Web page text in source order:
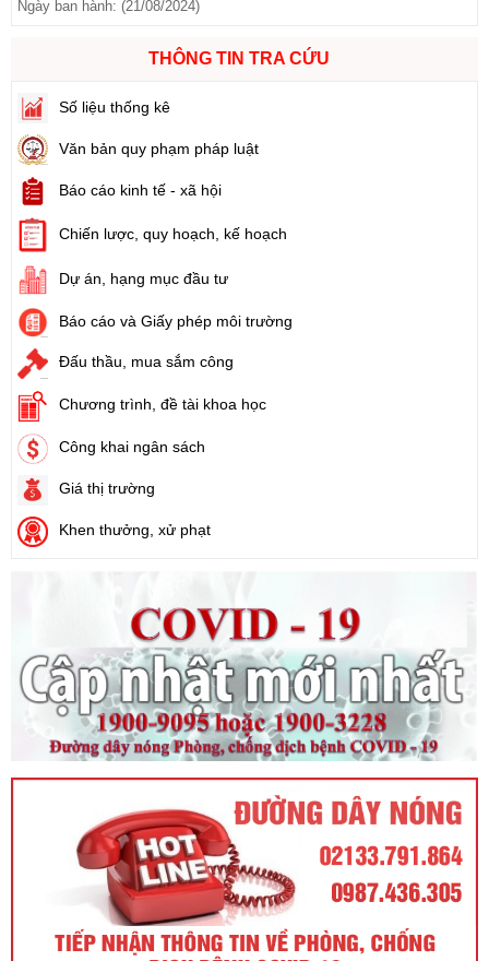
Số:103/2024/NĐ-CP
Ngày ban hành: (21/08/2024)
Số:1731/KH-UBND
Tên:
(Kế hoạch triển khai thi hành Luật Đất đai năm 2024)
Ngày ban hành: (21/08/2024)
Số:
Tên:
(Nghị định Quy định về giá đất)
Ngày ban hành: (21/08/2024)
Số:31/2024/QH15
Tên:
Ngày ban hành: (21/08/2024)
Số:
Tên:
(Nghị định Quy định về bồi thường, hỗ trợ, tái định cư khi
Nhà nước thu hồi đất)
Ngày ban hành: (21/08/2024)
THÔNG TIN TRA CỨU
Số liệu thống kê
Văn bản quy phạm pháp luật
Báo cáo kinh tế - xã hội
Chiến lược, quy hoạch, kế hoạch
Dự án, hạng mục đầu tư
Báo cáo và Giấy phép môi trường
Đấu thầu, mua sắm công
Chương trình, đề tài khoa học
Công khai ngân sách
Giá thị trường
Khen thưởng, xử phạt